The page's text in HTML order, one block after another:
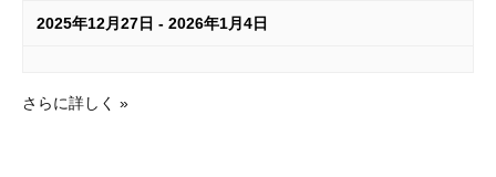
2025年12月27日 - 2026年1月4日
さらに詳しく »